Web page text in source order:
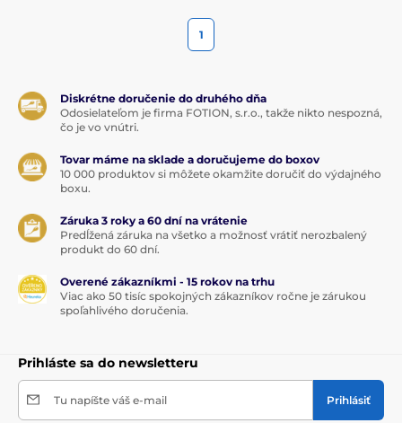
1
Diskrétne doručenie do druhého dňa
Odosielateľom je firma FOTION, s.r.o., takže nikto nespozná,
čo je vo vnútri.
Tovar máme na sklade a doručujeme do boxov
10 000 produktov si môžete okamžite doručiť do výdajného
boxu.
Záruka 3 roky a 60 dní na vrátenie
Predĺžená záruka na všetko a možnosť vrátiť nerozbalený
produkt do 60 dní.
Overené zákazníkmi - 15 rokov na trhu
Viac ako 50 tisíc spokojných zákazníkov ročne je zárukou
spoľahlivého doručenia.
Prihláste sa do newsletteru
Tu napíšte váš e-mail Prihlásiť